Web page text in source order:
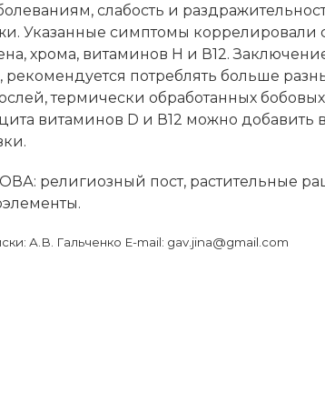
слабость и
Указанные симптомы коррелировали
хрома, витаминов Н и В12.
рекомендуется потреблять больше
термически обработанных
витаминов D и В12 можно
религиозный пост, растительные
А.В. Гальченко Е-mail: gav.jina@gmail.com